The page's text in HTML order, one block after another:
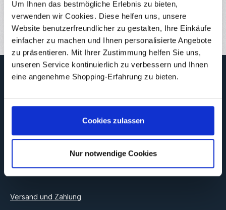
Um Ihnen das bestmögliche Erlebnis zu bieten,
verwenden wir Cookies. Diese helfen uns, unsere
Website benutzerfreundlicher zu gestalten, Ihre Einkäufe
einfacher zu machen und Ihnen personalisierte Angebote
zu präsentieren. Mit Ihrer Zustimmung helfen Sie uns,
unseren Service kontinuierlich zu verbessern und Ihnen
eine angenehme Shopping-Erfahrung zu bieten.
Cookies zulassen
Nur notwendige Cookies
Bewertungen
Newsletter
Newsletter, um rechtzeitig über neue Produkte und Angebote
informiert zu werden.
Ich habe dieDatenschutzbestimmungenzur Kenntnis
einverstanden.
Versand und Zahlung